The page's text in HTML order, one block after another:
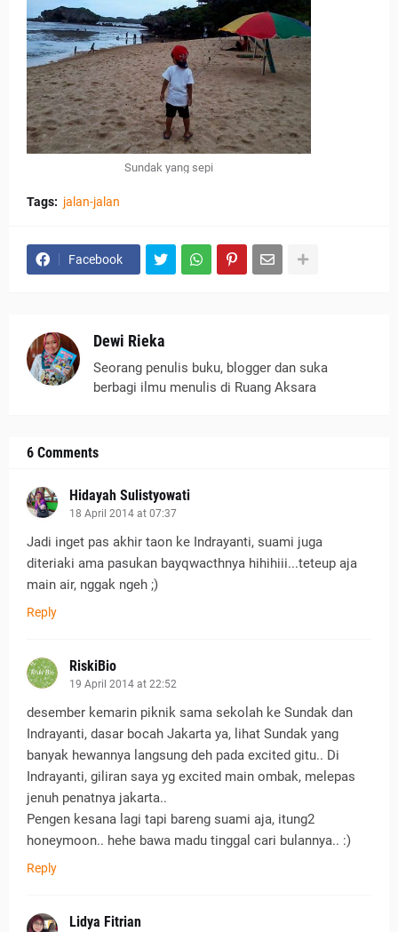
Sundak yang sepi
Tags: jalan-jalan
Facebook
Dewi Rieka
Seorang penulis buku, blogger dan suka
berbagi ilmu menulis di Ruang Aksara
6 Comments
Hidayah Sulistyowati
18 April 2014 at 07:37
Jadi inget pas akhir taon ke Indrayanti, suami juga
diteriaki ama pasukan bayqwacthnya hihihiii...teteup aja
main air, nggak ngeh ;)
Reply
RiskiBio
19 April 2014 at 22:52
desember kemarin piknik sama sekolah ke Sundak dan
Indrayanti, dasar bocah Jakarta ya, lihat Sundak yang
banyak hewannya langsung deh pada excited gitu.. Di
Indrayanti, giliran saya yg excited main ombak, melepas
jenuh penatnya jakarta..
Pengen kesana lagi tapi bareng suami aja, itung2
honeymoon.. hehe bawa madu tinggal cari bulannya.. :)
Reply
Lidya Fitrian